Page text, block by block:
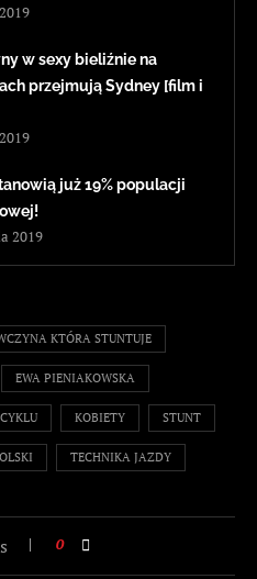
w sexy bieliźnie na
przejmują Sydney [film i
już 19% populacji
2019
KTÓRA STUNTUJE
EWA PIENIAKOWSKA
KOBIETY STUNT
TECHNIKA JAZDY
0